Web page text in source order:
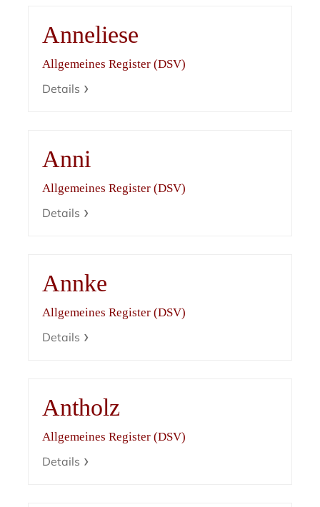
Anneliese
Allgemeines Register (DSV)
Details
Anni
Allgemeines Register (DSV)
Details
Annke
Allgemeines Register (DSV)
Details
Antholz
Allgemeines Register (DSV)
Details